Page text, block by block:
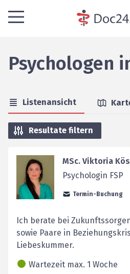
Psychologen
Listenansicht
Resultate filtern
MSc. Viktoria
Psychologin FSP
Termin-Buchung
Ich berate bei
sowie Paare in
Liebeskummer.
Wartezeit max. 1 Woche